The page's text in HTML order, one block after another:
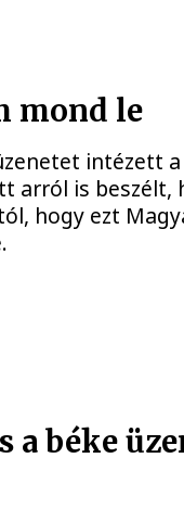
mond le
intézett
arról is beszélt,
hogy ezt
a béke